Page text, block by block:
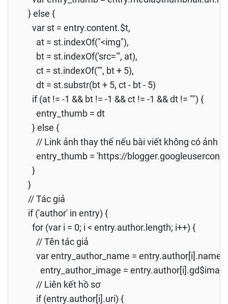
} else {
var st = entry.content.$t,
at = st.indexOf("<img"),
bt = st.indexOf('src="', at),
ct = st.indexOf('"', bt + 5),
dt = st.substr(bt + 5, ct - bt - 5)
if (at != -1 && bt != -1 && ct != -1 && dt != "") {
entry_thumb = dt
} else {
// Link ảnh thay thế nếu bài viết không có ảnh
entry_thumb = 'https://
}
}
// Tác giả
if ('author' in entry) {
for (var i = 0; i < entry.author.length; i++) {
// Tên tác giả
var entry_author_name =
entry_author_image =
// Liên kết hồ sơ
if (entry.author[i].uri) {